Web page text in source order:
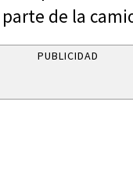
de la
PUBLICIDAD